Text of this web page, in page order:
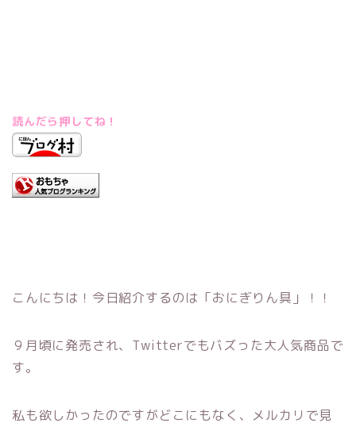
読んだら押してね！
こんにちは！今日紹介するのは「おにぎりん具」！！
９月頃に発売され、Twitterでもバズった大人気商品で
す。
私も欲しかったのですがどこにもなく、メルカリで見